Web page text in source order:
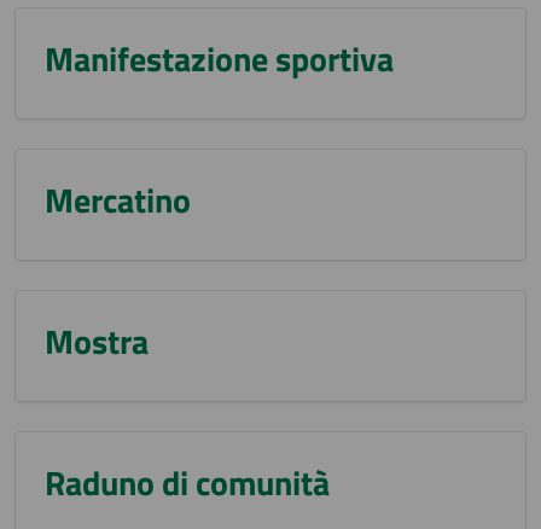
Manifestazione sportiva
Mercatino
Mostra
Raduno di comunità